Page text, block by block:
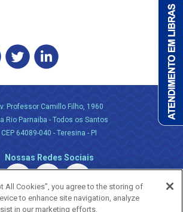
Professor Camillo Filho, 1960
Rio Parnaiba - Todos os Santos
CEP 64089-040 - Teresina - PI
Nossas Redes Sociais
All Cookies”, you agree to the storing of
to enhance site navigation, analyze
in our marketing efforts.